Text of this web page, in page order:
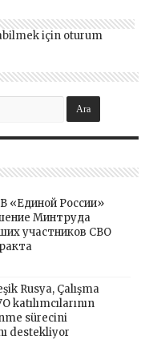
için oturum
«Единой России»
Минтруда
участников СВО
Rusya, Çalışma
katılımcılarının
sürecini
destekliyor